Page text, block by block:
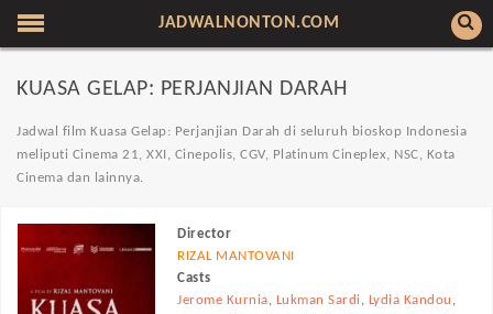
JADWALNONTON.COM
KUASA GELAP: PERJANJIAN DARAH
Jadwal film Kuasa Gelap: Perjanjian Darah di seluruh bioskop Indonesia
meliputi Cinema 21, XXI, Cinepolis, CGV, Platinum Cineplex, NSC, Kota
Cinema dan lainnya.
Director
RIZAL MANTOVANI
Casts
Jerome Kurnia, Lukman Sardi, Lydia Kandou ,